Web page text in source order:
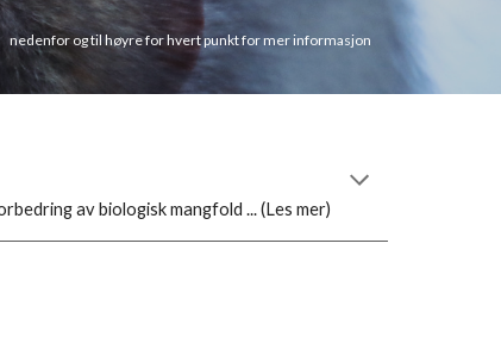
nedenfor og til høyre for hvert punkt for mer informasjon
av biologisk mangfold ... (Les mer)